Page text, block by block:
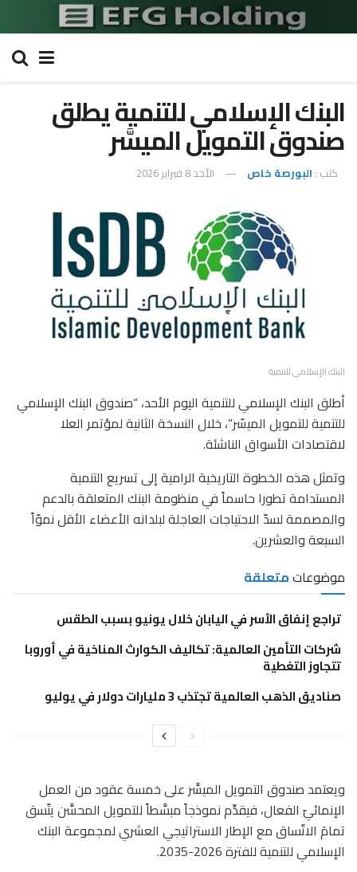
البنك الإسلامي للتنمية يطلق
صندوق التمويل الميسَّر
كتب : البورصة خاص الأحد 8 فبراير 2026
البنك الإسلامي للتنمية
أطلق البنك الإسلامي للتنمية اليوم الأحد، “صندوق البنك الإسلامي
للتنمية للتمويل الميسّر”، خلال النسخة الثانية لمؤتمر العلا
لاقتصادات الأسواق الناشئة.
وتمثل هذه الخطوة التاريخية الرامية إلى تسريع التنمية
المستدامة تطورا حاسماً في منظومة البنك المتعلقة بالدعم
والمصممة لسدّ الاحتياجات العاجلة لبلدانه الأعضاء الأقل نموّاً
السبعة والعشرين.
موضوعاتمتعلقة
تراجع إنفاق الأسر في اليابان خلال يونيو بسبب الطقس
شركات التأمين العالمية: تكاليف الكوارث المناخية في أوروبا
تتجاوز التغطية
صناديق الذهب العالمية تجتذب 3 مليارات دولار في يوليو
ويعتمد صندوق التمويل الميسَّر على خمسة عقود من العمل
الإنمائيّ الفعال، فيقدِّم نموذجاً مبسَّطاً للتمويل المحسَّن يتّسق
تمامَ الاتّساق مع الإطار الاستراتيجي العشري لمجموعة البنك
الإسلامي للتنمية للفترة 2026-2035.